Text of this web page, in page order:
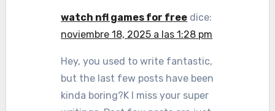
watch nfl games for free dice:
noviembre 18, 2025 a las 1:28 pm
Hey, you used to write fantastic,
but the last few posts have been
kinda boring?K I miss your super